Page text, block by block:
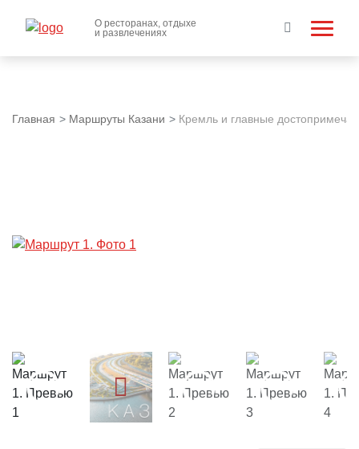
О ресторанах, отдыхе
и развлечениях
Главная Маршруты Казани Кремль и главные